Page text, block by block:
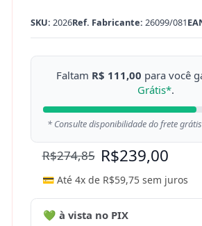
SKU: 2026Ref. Fabricante: 26099/081
Faltam R$ 111,00 para você
Grátis*.
* Consulte disponibilidade do frete
R$274,85 R$239,00
💳 Até 4x de R$59,75sem juros
💚 à vista no PIX